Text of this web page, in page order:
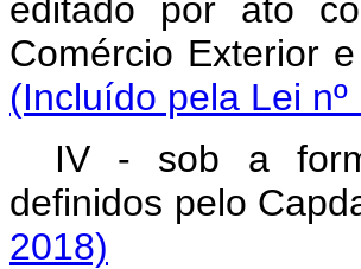
editado por ato
Comércio Exterior
(Incluído pela Lei
IV - sob a
definidos
2018)